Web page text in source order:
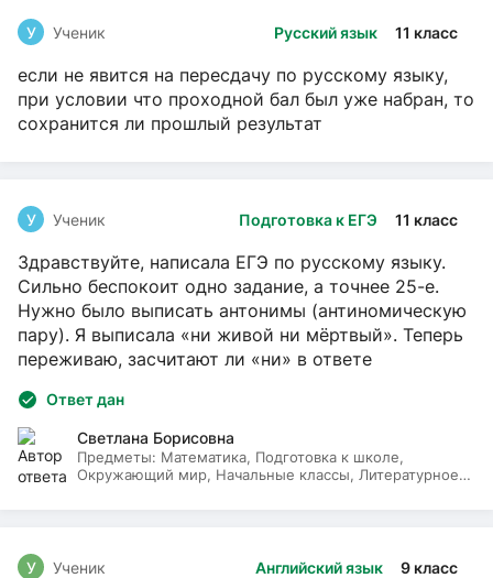
Русский язык 11 класс
У Ученик
если не явится на пересдачу по русскому языку,
при условии что проходной бал был уже набран, то
сохранится ли прошлый результат
Подготовка к ЕГЭ 11 класс
У Ученик
Здравствуйте, написала ЕГЭ по русскому языку.
Сильно беспокоит одно задание, а точнее 25-е.
Нужно было выписать антонимы (антиномическую
пару). Я выписала «ни живой ни мёртвый». Теперь
переживаю, засчитают ли «ни» в ответе
Ответ дан
Светлана Борисовна
Предметы: Математика, Подготовка к школе,
Окружающий мир, Начальные классы, Литературное
Английский язык 9 класс
У Ученик